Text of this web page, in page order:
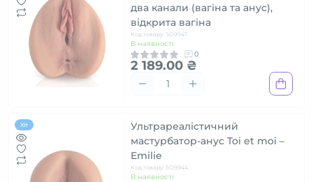
два канали (вагіна та анус),
відкрита вагіна
Код товару: SO9947
В наявності
0
2 189.00 ₴
Хіт
Ультрареалістичний
мастурбатор-анус Toi et moi –
Emilie
Код товару: SO9944
В наявності